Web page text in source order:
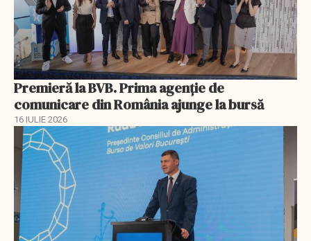
Premieră la BVB. Prima agenție de
comunicare din România ajunge la bursă
16 IULIE 2026